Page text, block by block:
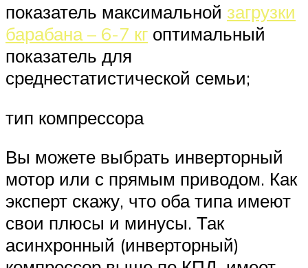
показатель максимальной загрузки
барабана – 6-7 кг оптимальный
показатель для
среднестатистической семьи;
тип компрессора
Вы можете выбрать инверторный
мотор или с прямым приводом. Как
эксперт скажу, что оба типа имеют
свои плюсы и минусы. Так
асинхронный (инверторный)